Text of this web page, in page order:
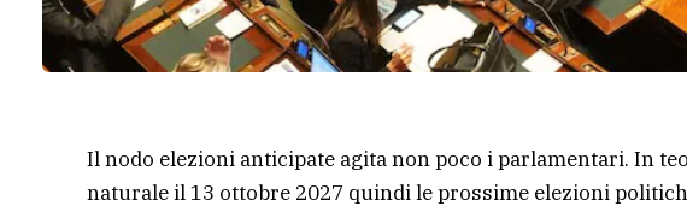
Il nodo elezioni anticipate agita non poco i parlamentari. In
naturale il 13 ottobre 2027 quindi le prossime elezioni